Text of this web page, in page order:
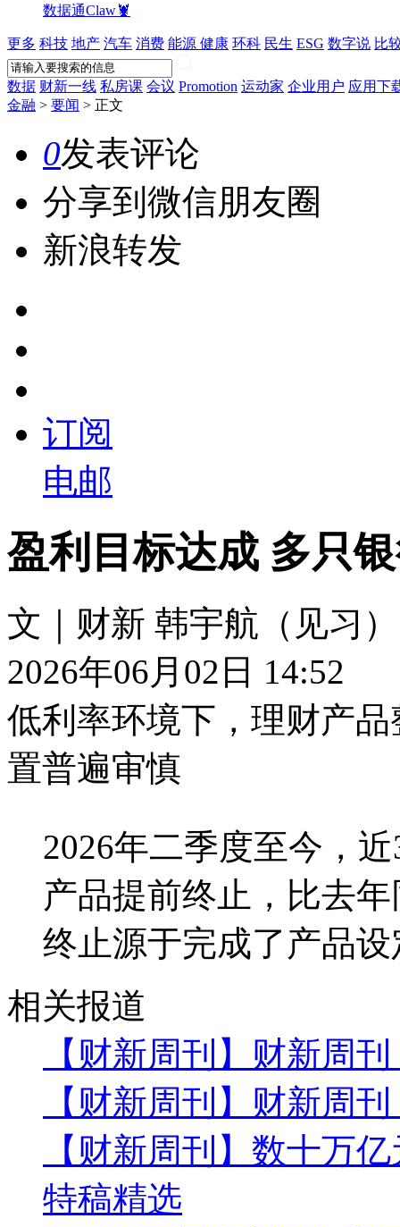
数据通Claw🦞
更多 科技 地产 汽车 消费 能源 健康 环科 民生 ESG 数字说 比
数据 财新一线 私房课 会议 Promotion 运动家 企业用户 应用下
金融 > 要闻 > 正文
0发表评论
分享到微信朋友圈
新浪转发
订阅
电邮
盈利目标达成 多只
文｜财新 韩宇航（见习）
2026年06月02日 14:52
低利率环境下，理财产
置普遍审慎
2026年二季度至今，
产品提前终止，比去
终止源于完成了产品
相关报道
【财新周刊】财新周
【财新周刊】财新周
【财新周刊】数十万
特稿精选